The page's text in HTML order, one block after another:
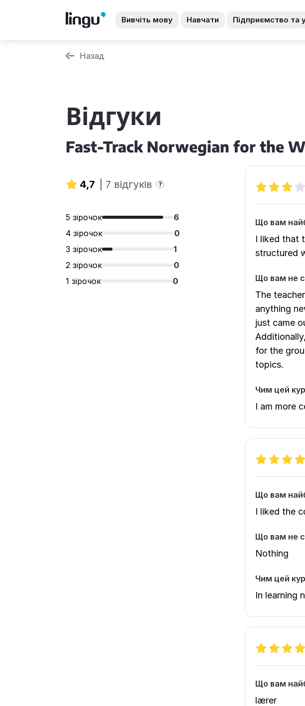
Вивчіть мову Навчати Підприємство та
Назад
Відгуки
Fast-Track Norwegian for the
4,7 7 відгуків ?
5 зірочок
6
4 зірочок
0
3 зірочок
1
2 зірочок
0
1 зірочок
0
Що вам
I liked that
structured
Що вам не
The
anything
just came
for the
topics.
Чим цей
I am more
Що вам
I liked the
Що вам не
Nothing
Чим цей
In learning
Що вам
lærer